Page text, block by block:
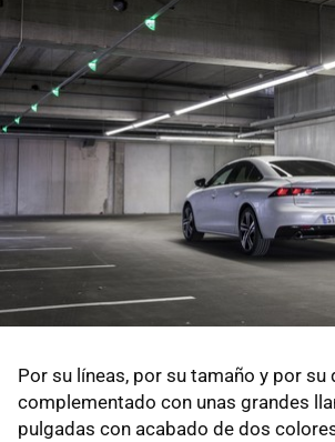
Por su líneas, por su tamaño y por su
complementado con unas grandes
pulgadas con acabado de dos